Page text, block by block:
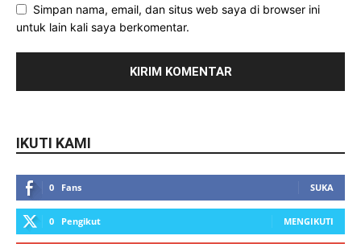
Simpan nama, email, dan situs web saya di browser ini
untuk lain kali saya berkomentar.
IKUTI KAMI
0 Fans SUKA
0 Pengikut MENGIKUTI